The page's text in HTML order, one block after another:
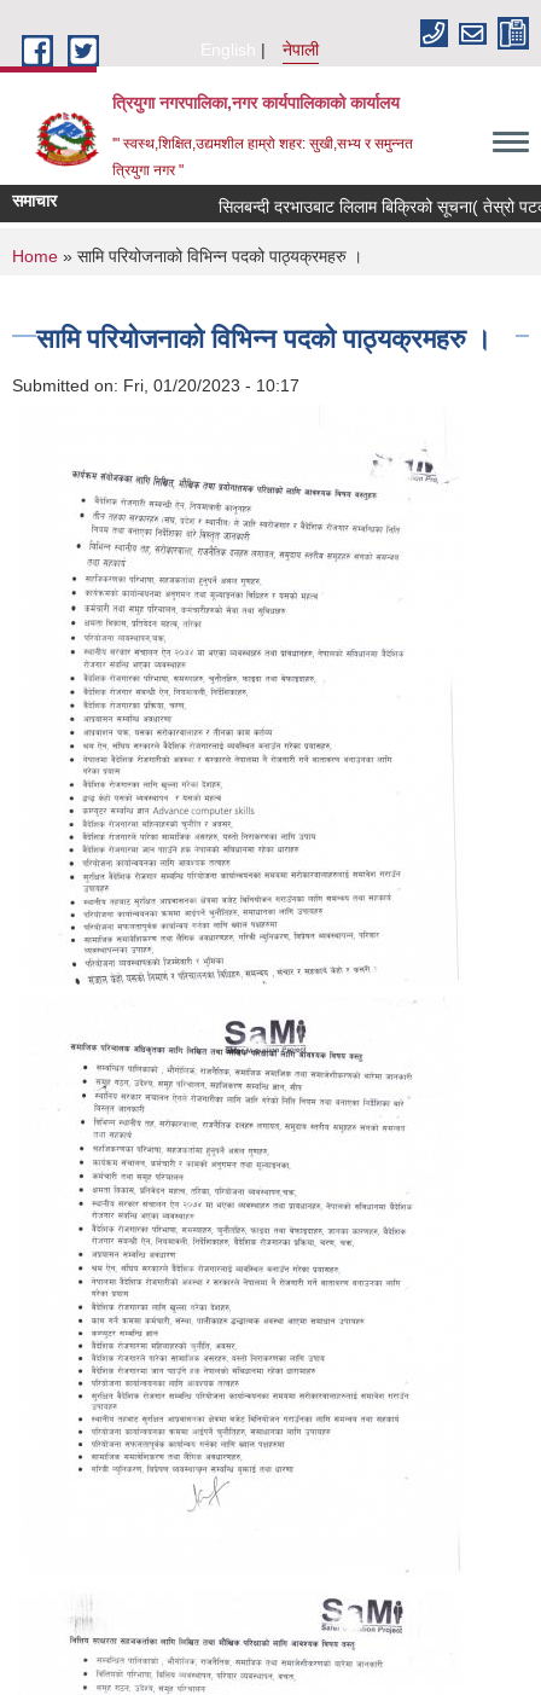
English
नेपाली
त्रियुगा नगरपालिका,नगर कार्यपालिकाको कार्यालय
'" स्वस्थ,शिक्षित,उद्यमशील हाम्रो शहर: सुखी,सभ्य र समुन्नत
त्रियुगा नगर "
समाचार सिलबन्दी दरभाउबाट लिलाम बिक्रिको सूचना( तेस्रो पटक) ।
You are here
Home » सामि परियोजनाको विभिन्न पदको पाठ्यक्रमहरु ।
सामि परियोजनाको विभिन्न पदको पाठ्यक्रमहरु ।
Submitted on: Fri, 01/20/2023 - 10:17